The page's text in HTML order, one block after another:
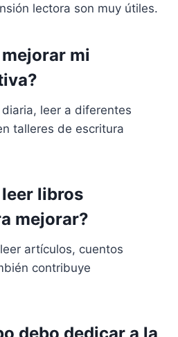
lectora son muy útiles.
mi
leer a diferentes
talleres de escritura
libros
mejorar?
artículos, cuentos
contribuye